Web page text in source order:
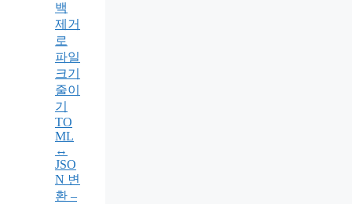
백
제거
로
파일
크기
줄이
기
TO
ML
↔
JSO
N 변
환 –